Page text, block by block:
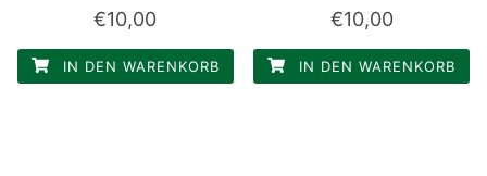
€10,00
IN DEN WARENKORB
€10,00
IN DEN WARENKORB